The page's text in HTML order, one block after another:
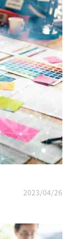
2023/04/26